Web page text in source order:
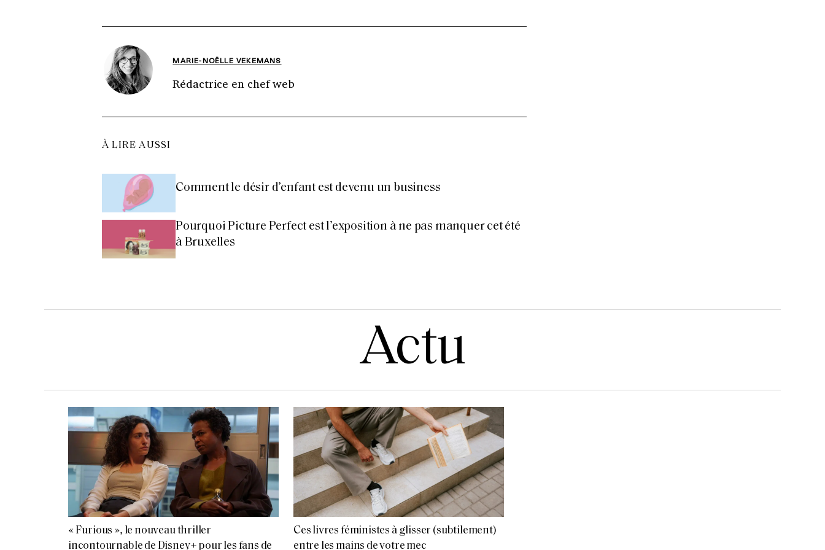
MARIE-NOËLLE VEKEMANS
Rédactrice en chef web
À LIRE AUSSI
Comment le désir d’enfant est devenu un business
Pourquoi Picture Perfect est l’exposition à ne pas manquer cet été
à Bruxelles
Actu
« Furious », le nouveau thriller
incontournable de Disney+ pour les fans de
Ces livres féministes à glisser (subtilement)
entre les mains de votre mec